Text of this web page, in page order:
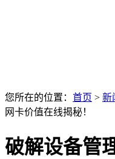
您所在的位置： 首页 > 新
网卡价值在线揭秘！
破解设备管